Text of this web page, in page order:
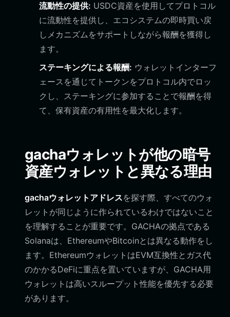
流動性の提供: USDC資産を使用してプロトコル
に流動性を提供し、エコシステムの即時買い戻
しメカニズムをサポートしながら報酬を獲得し
ます。
ステーキングによる報酬: ウォレットインターフ
ェースを通じてトークンをプロトコル内でロッ
クし、ステーキングに参加することで報酬を得
て、保有資産の有用性を最大化します。
gachaウォレットが他の暗号
資産ウォレットと異なる理由
gachaウォレットアドレスを探す際、すべてのウォ
レットが同じように作られているわけではないこと
を理解することが重要です。GACHAの拠点である
Solanaは、EthereumやBitcoinとは異なる動作をし
ます。EthereumウォレットはEVM互換性とガス代
のかかるDeFiに重点を置いていますが、GACHA用
ウォレットは高いスループット性能を優先する必要
があります。